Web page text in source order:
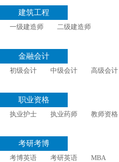
建筑工程
一级建造师 二级建造师
金融会计
初级会计 中级会计 高级会计
职业资格
执业护士 执业药师 教师资格
考研考博
考博英语 考研英语 MBA